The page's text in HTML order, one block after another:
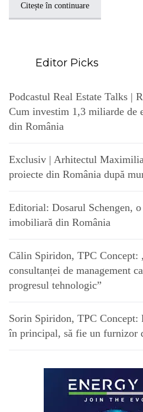
Citește în continuare
Editor Picks
Podcastul Real Estate Talks |
Cum investim 1,3 miliarde de
din România
Exclusiv | Arhitectul
proiecte din România după
Editorial: Dosarul Schengen,
imobiliară din România
Călin Spiridon, TPC Concept:
consultanței de management
progresul tehnologic”
Sorin Spiridon, TPC Concept:
în principal, să fie un furnizor